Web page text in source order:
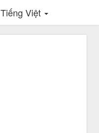
Tiếng Việt